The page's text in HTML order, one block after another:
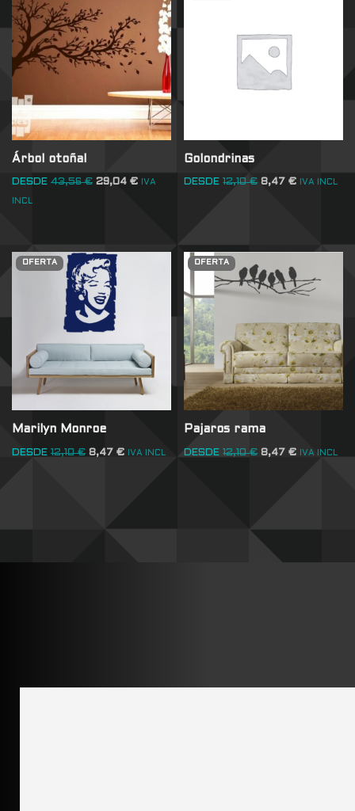
Árbol otoñal
DESDE 43,56€ 29,04 € IVA
INCL
Golondrinas
DESDE 12,10€ 8,47€ IVA INCL
OFERTA
Marilyn Monroe
DESDE 12,10€ 8,47 € IVA INCL
OFERTA
Pajaros rama
DESDE 12,10€ 8,47€ IVA INCL